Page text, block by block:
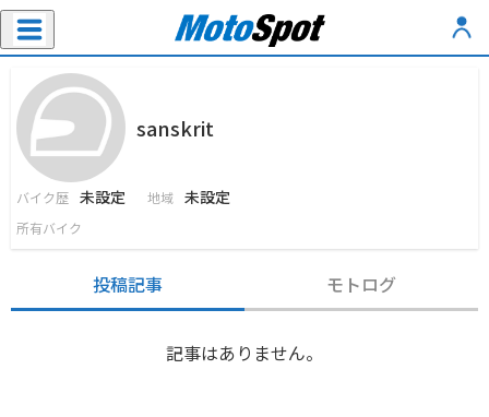
sanskrit
バイク歴 未設定 地域 未設定
所有バイク
投稿記事 モトログ
記事はありません。